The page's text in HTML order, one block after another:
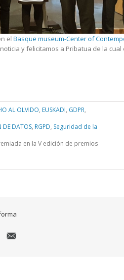
el Basque museum-Center of
y felicitamos a Pribatua de la cual
AL OLVIDO, EUSKADI, GDPR,
DE DATOS, RGPD, Seguridad de la
en la V edición de premios